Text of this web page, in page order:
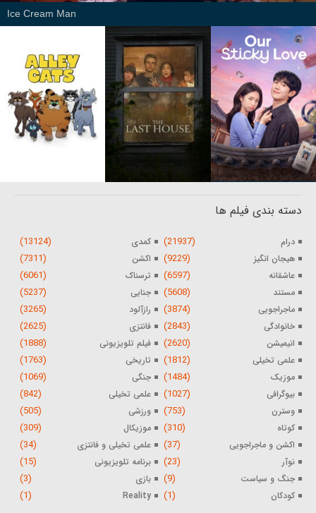
Ice Cream Man
دسته بندی فیلم ها
درام (21937) کمدی (13124)
هیجان انگیز (9229) اکشن (7311)
عاشقانه (6597) ترسناک (6061)
مستند (5608) جنایی (5237)
ماجراجویی (3874) رازآلود (3265)
خانوادگی (2843) فانتزی (2625)
انیمیشن (2620) فیلم تلویزیونی (1888)
علمی تخیلی (1812) تاریخی (1763)
موزیک (1484) جنگی (1069)
بیوگرافی (1027) علمی تخیلی (842)
وسترن (753) ورزشی (505)
کوتاه (310) موزیکال (309)
اکشن و ماجراجویی (37) علمی تخیلی و فانتزی (34)
نوآر (23) برنامه تلویزیونی (15)
جنگ و سیاست (9) بازی (3)
کودکان (1)
Reality
(1)